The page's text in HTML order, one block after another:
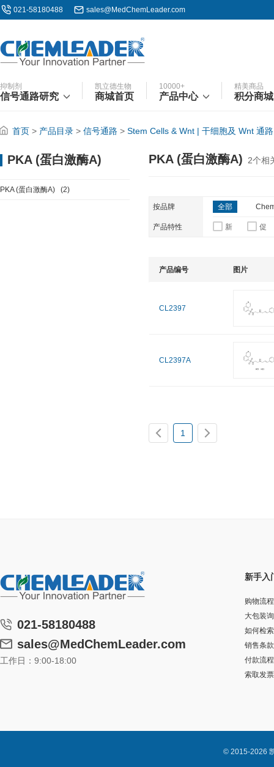
021-58180488 sales@MedChemLeader.com
抑制剂
信号通路研究
凯立德生物
商城首页
10000+
产品中心
精美商品
积分商城
首页 > 产品目录 > 信号通路 > Stem Cells & Wnt | 干细胞及 Wnt 通路
PKA (蛋白激酶A)
PKA (蛋白激酶A) (2)
PKA (蛋白激酶A) 2个相
按品牌 全部
产品特性 新 促
产品编号 图片
CL2397
CL2397A
1
021-58180488
sales@MedChemLeader.com
工作日：9:00-18:00
新手入
购物流程
大包装
如何检索
销售条款
付款流程
索取发票
© 2015-2026